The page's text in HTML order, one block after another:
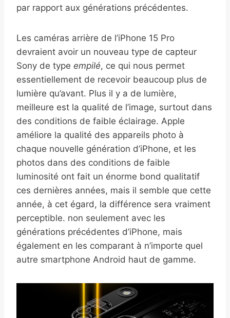
par rapport aux générations précédentes.
Les caméras arrière de l’iPhone 15 Pro
devraient avoir un nouveau type de capteur
Sony de type empilé, ce qui nous permet
essentiellement de recevoir beaucoup plus de
lumière qu’avant. Plus il y a de lumière,
meilleure est la qualité de l’image, surtout dans
des conditions de faible éclairage. Apple
améliore la qualité des appareils photo à
chaque nouvelle génération d’iPhone, et les
photos dans des conditions de faible
luminosité ont fait un énorme bond qualitatif
ces dernières années, mais il semble que cette
année, à cet égard, la différence sera vraiment
perceptible. non seulement avec les
générations précédentes d’iPhone, mais
également en les comparant à n’importe quel
autre smartphone Android haut de gamme.